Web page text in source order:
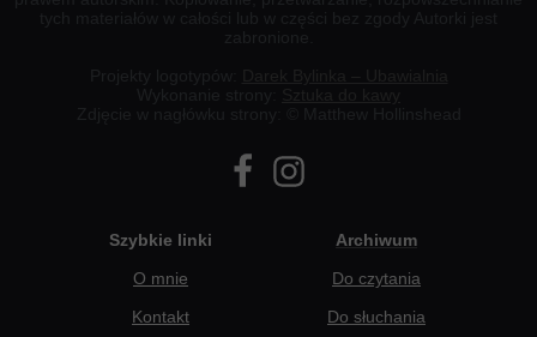
Szybkie linki
O mnie
Kontakt
Archiwum
Do czytania
Do słuchania